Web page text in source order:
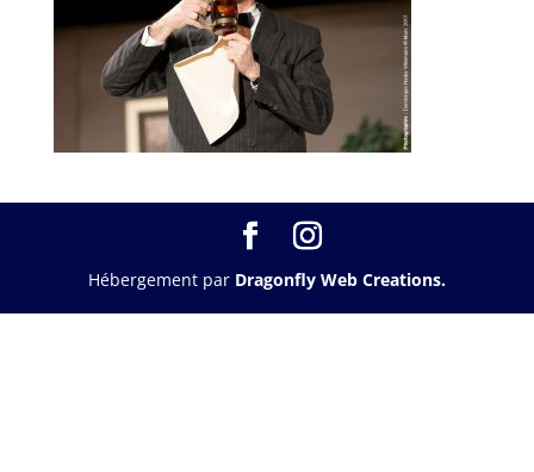
Hébergement par Dragonfly Web Creations.